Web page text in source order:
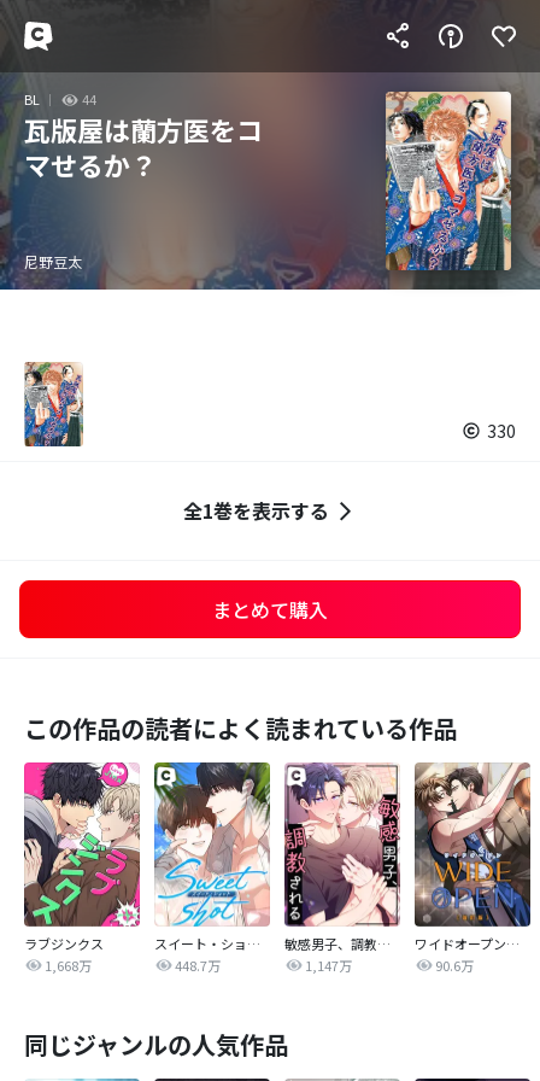
BL 44
瓦版屋は蘭方医をコ
マせるか？
尼野豆太
330
全1巻を表示する
まとめて購入
この作品の読者によく読まれている作品
ラブジンクス
1,668万
スイート・ショット
448.7万
敏感男子、調教される
1,147万
ワイドオープン【改訂版】
90.6万
同じジャンルの人気作品